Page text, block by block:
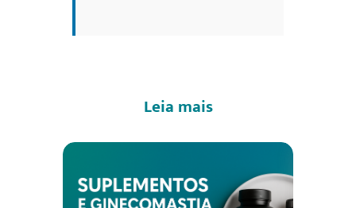
Leia mais